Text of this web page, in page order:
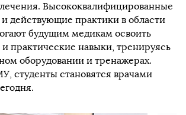
Высококвалифицированные
действующие практики в области
будущим медикам освоить
практические навыки, тренируясь
оборудовании и тренажерах.
студенты становятся врачами